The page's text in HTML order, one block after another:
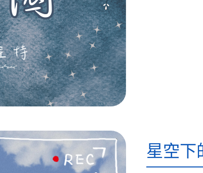
星空下